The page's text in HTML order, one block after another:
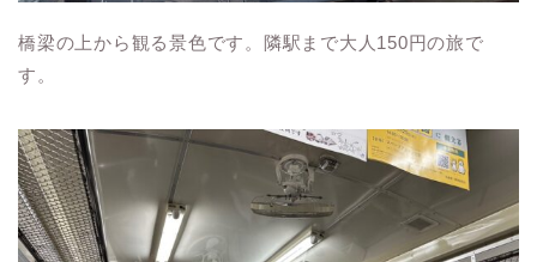
橋梁の上から観る景色です。隣駅まで大人150円の旅で
す。